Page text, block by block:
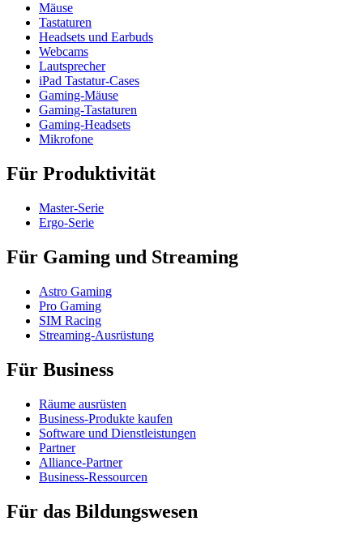
Mäuse
Tastaturen
Headsets und Earbuds
Webcams
Lautsprecher
iPad Tastatur-Cases
Gaming-Mäuse
Gaming-Tastaturen
Gaming-Headsets
Mikrofone
Für Produktivität
Master-Serie
Ergo-Serie
Für Gaming und Streaming
Astro Gaming
Pro Gaming
SIM Racing
Streaming-Ausrüstung
Für Business
Räume ausrüsten
Business-Produkte kaufen
Software und Dienstleistungen
Partner
Alliance-Partner
Business-Ressourcen
Für das Bildungswesen